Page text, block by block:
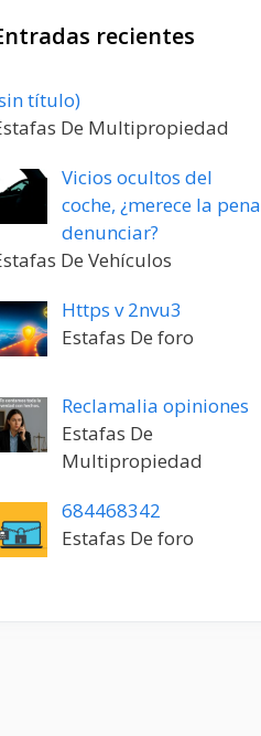
recientes
título)Entrada
20198
De Multipropiedad
Vicios ocultos del
coche, ¿merece la pena
denunciar?
De Vehículos
Https v 2nvu3
Estafas De foro
Reclamalia opiniones
Estafas De
Multipropiedad
684468342
Estafas De foro